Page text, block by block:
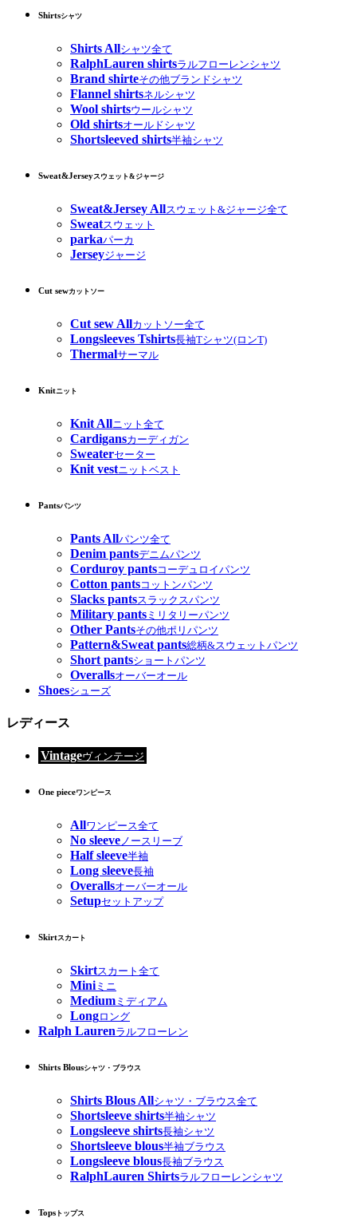
Shirtsシャツ
Shirts Allシャツ全て
RalphLauren shirtsラルフローレンシャツ
Brand shirteその他ブランドシャツ
Flannel shirtsネルシャツ
Wool shirtsウールシャツ
Old shirtsオールドシャツ
Shortsleeved shirts半袖シャツ
Sweat&Jerseyスウェット&ジャージ
Sweat&Jersey Allスウェット&ジャージ全て
Sweatスウェット
parkaパーカ
Jerseyジャージ
Cut sewカットソー
Cut sew Allカットソー全て
Longsleeves Tshirts長袖Tシャツ(ロンT)
Thermalサーマル
Knitニット
Knit Allニット全て
Cardigansカーディガン
Sweaterセーター
Knit vestニットベスト
Pantsパンツ
Pants Allパンツ全て
Denim pantsデニムパンツ
Corduroy pantsコーデュロイパンツ
Cotton pantsコットンパンツ
Slacks pantsスラックスパンツ
Military pants ミリタリーパンツ
Other Pantsその他ポリパンツ
Pattern&Sweat pants総柄&スウェットパンツ
Short pantsショートパンツ
Overallsオーバーオール
Shoesシューズ
レディース
Vintageヴィンテージ
One pieceワンピース
Allワンピース全て
No sleeveノースリーブ
Half sleeve半袖
Long sleeve長袖
Overallsオーバーオール
Setupセットアップ
Skirtスカート
Skirtスカート全て
Miniミニ
Medium ミディアム
Longロング
Ralph Laurenラルフローレン
Shirts Blousシャツ・ブラウス
Shirts Blous Allシャツ・ブラウス全て
Shortsleeve shirts半袖シャツ
Longsleeve shirts長袖シャツ
Shortsleeve blous半袖ブラウス
Longsleeve blous長袖ブラウス
RalphLauren Shirtsラルフローレンシャツ
Tops トップス